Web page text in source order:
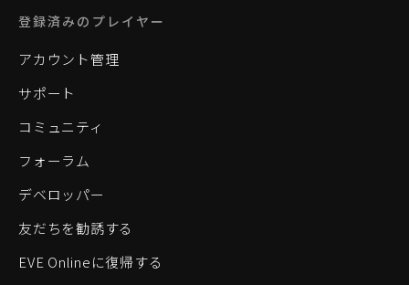
登録済みのプレイヤー
アカウント管理
サポート
コミュニティ
フォーラム
デベロッパー
友だちを勧誘する
EVE Onlineに復帰する